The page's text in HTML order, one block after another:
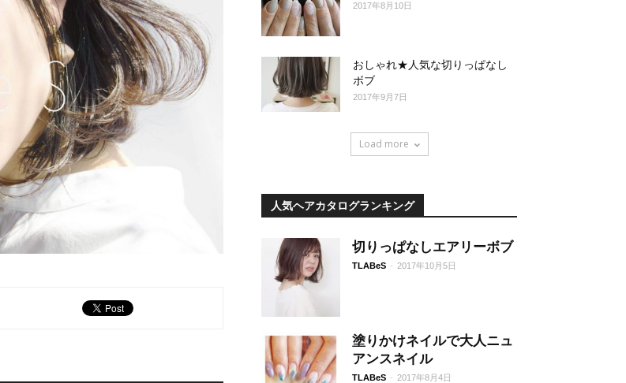
2017年8月10日
おしゃれ★人気な切りっぱなし
ボブ
2017年9月7日
Load more
人気ヘアカタログランキング
切りっぱなしエアリーボブ
TLABeS - 2017年10月5日
塗りかけネイルで大人ニュ
アンスネイル
TLABeS - 2017年8月4日